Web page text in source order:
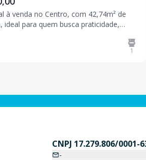
à venda no Centro, com 42,74m² de
ideal para quem busca praticidade,
com cozinha, lavabo, piso cerâmico e
alumínio, oferecendo um ambiente fun1
CNPJ 17.279.806/0001-
-